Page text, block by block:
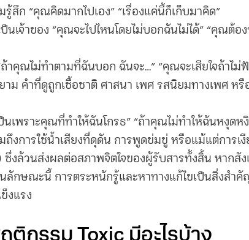
สึก “คุณคิดมากไปเอง” “เรื่องแค่นี้ก็เก็บมาคิด”
นเจ้าของ “คุณจะไปไหนโดยไม่บอกฉันไม่ได้” “คุณต้อ
าคุณไม่ทำตามที่ฉันบอก ฉันจะ…” “คุณจะเสียใจถ้าไม่ฟั
าม คำที่ดูถูกเชื้อชาติ ศาสนา เพศ รสนิยมทางเพศ ห
นเพราะคุณที่ทำให้ฉันโกรธ” “ถ้าคุณไม่ทำให้ฉันหงุดห
ถึงการใช้น้ำเสียงที่ดุดัน การพูดข่มขู่ หรือแม้แต่การเ
ซึ่งล้วนส่งผลต่อสภาพจิตใจของผู้รับสารทั้งสิ้น หากสัง
นลักษณะนี้ การตระหนักรู้และหาทางแก้ไขเป็นสิ่งสำ
งแรง
ติกรรม Toxic มีอะไรบ้าง